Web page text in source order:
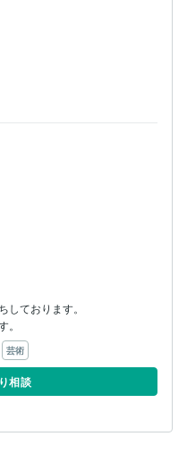
ております。
芸術
相談